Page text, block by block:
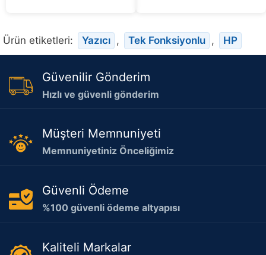
Ürün etiketleri: Yazıcı , Tek Fonksiyonlu , HP
Güvenilir Gönderim
Hızlı ve güvenli gönderim
Müşteri Memnuniyeti
Memnuniyetiniz Önceliğimiz
Güvenli Ödeme
%100 güvenli ödeme altyapısı
Kaliteli Markalar